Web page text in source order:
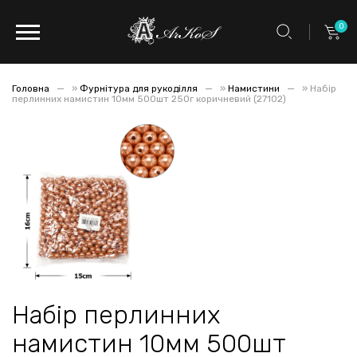
0
Головна » Фурнітура для рукоділля » Намистини » Набір
перлинних намистин 10мм 500шт 250г коричневий (27102)
Набір перлинних
намистин 10мм 500шт